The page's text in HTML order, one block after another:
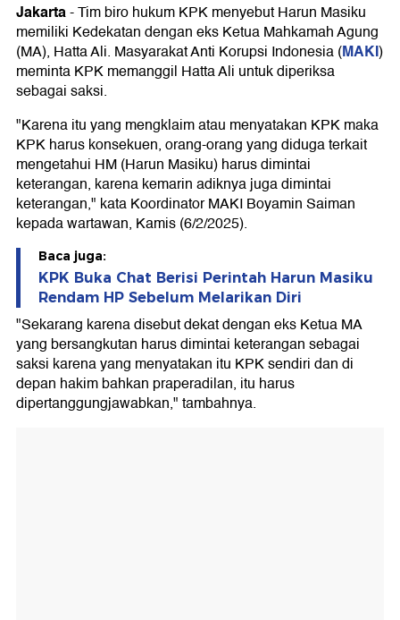
Jakarta-Tim biro hukum KPK menyebut Harun Masiku
memiliki Kedekatan dengan eks Ketua Mahkamah Agung
(MA), Hatta Ali. Masyarakat Anti Korupsi Indonesia (MAKI)
meminta KPK memanggil Hatta Ali untuk diperiksa
sebagai saksi.
"Karena itu yang mengklaim atau menyatakan KPK maka
KPK harus konsekuen, orang-orang yang diduga terkait
mengetahui HM (Harun Masiku) harus dimintai
keterangan, karena kemarin adiknya juga dimintai
keterangan," kata Koordinator MAKI Boyamin Saiman
kepada wartawan, Kamis (6/2/2025).
Baca juga:
KPK Buka Chat Berisi Perintah Harun Masiku
Rendam HP Sebelum Melarikan Diri
"Sekarang karena disebut dekat dengan eks Ketua MA
yang bersangkutan harus dimintai keterangan sebagai
saksi karena yang menyatakan itu KPK sendiri dan di
depan hakim bahkan praperadilan, itu harus
dipertanggungjawabkan," tambahnya.